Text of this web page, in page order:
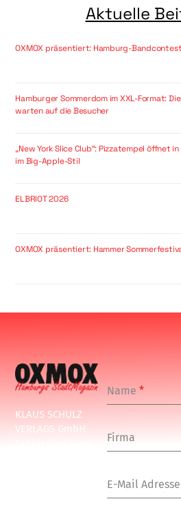
Aktuelle
OXMOX präsentiert: Hamburg-
Hamburger Sommerdom im XXL-Format:
warten auf die Besucher
„New York Slice Club“: Pizzatempel öffnet
im Big-Apple-Stil
ELBRIOT 2026
OXMOX präsentiert: Hammer
KLAUS SCHULZ
VERLAGS GmbH
Name*
Firma
E-Mail